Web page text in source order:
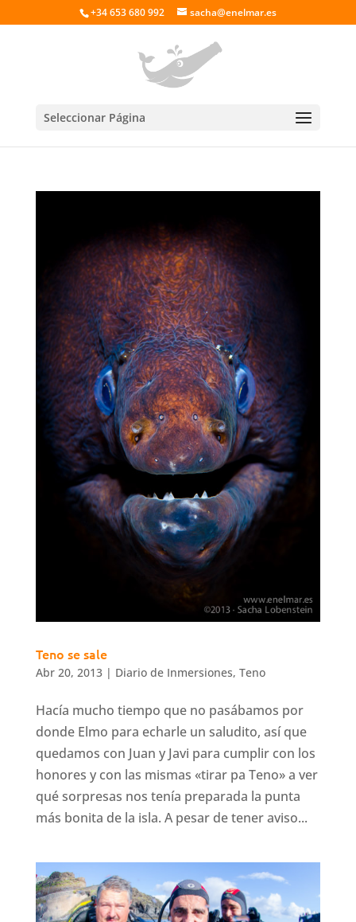
+34 653 680 992 sacha@enelmar.es
Seleccionar Página
Teno se sale
Abr 20, 2013| Diario de Inmersiones, Teno
Hacía mucho tiempo que no pasábamos por
donde Elmo para echarle un saludito, así que
quedamos con Juan y Javi para cumplir con los
honores y con las mismas «tirar pa Teno» a ver
qué sorpresas nos tenía preparada la punta
más bonita de la isla. A pesar de tener aviso...